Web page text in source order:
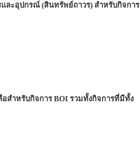
ละอุปกรณ์ (สินทรัพย์ถาวร) สำหรับกิจการ
สำหรับกิจการ BOI รวมทั้งกิจการที่มีทั้ง